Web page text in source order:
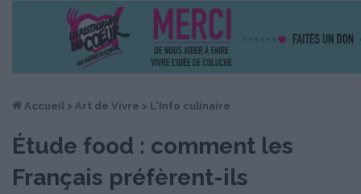
Accueil > Art de Vivre > L'Info culinaire
Étude food : comment les
Français préfèrent-ils